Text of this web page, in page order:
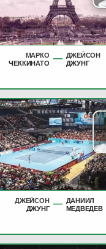
МАРКО
ЧЕККИНАТО — ДЖЕЙСОН
ДЖУНГ
ДЖЕЙСОН
ДЖУНГ — ДАНИИЛ
МЕДВЕДЕВ